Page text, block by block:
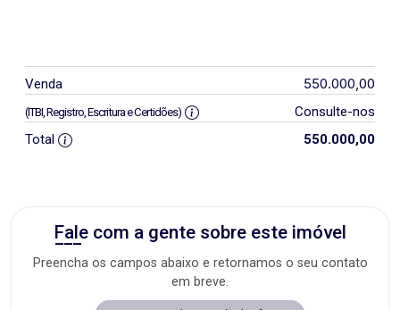
Venda 550.000,00
(ITBI, Registro, Escritura e Certidões)
Consulte-nos
Total
550.000,00
Fale com a gente sobre este imóvel
Preencha os campos abaixo e retornamos o seu contato
em breve.